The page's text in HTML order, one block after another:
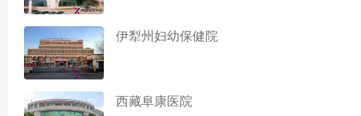
伊犁州妇幼保健院
西藏阜康医院